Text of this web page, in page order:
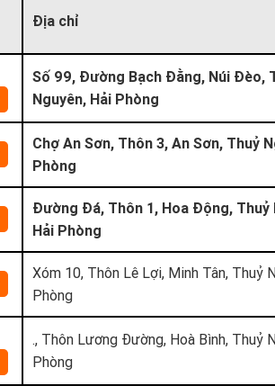
Địa chỉ
Số 99, Đường Bạch Đằng, Núi Đèo,
Nguyên, Hải Phòng
Chợ An Sơn, Thôn 3, An Sơn, Thuỷ
Phòng
Đường Đá, Thôn 1, Hoa Động, Thuỷ
Hải Phòng
Xóm 10, Thôn Lê Lợi, Minh Tân, Thuỷ
Phòng
., Thôn Lương Đường, Hoà Bình, Thuỷ
Phòng